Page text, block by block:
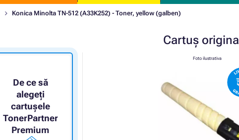
Konica Minolta TN-512 (A33K252) - Toner, yellow (galben)
Cartuș original
Foto ilustrativa
De ce să
alegeți
cartușele
TonerPartner
Premium